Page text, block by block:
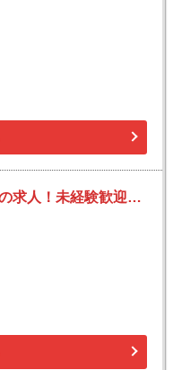
佐川急便 須磨営業所 仕分けの求人！未経験歓迎！先輩たちがサポートします♪